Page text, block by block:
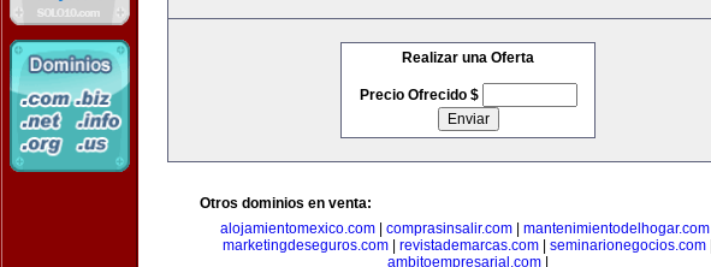
Realizar una Oferta
Precio Ofrecido $
Otros dominios en venta:
alojamientomexico.com| comprasinsalir.com| mantenimientodelhogar.com|
marketingdeseguros.com
revistademarcas.com seminarionegocios.com
ambitoempresarial.com